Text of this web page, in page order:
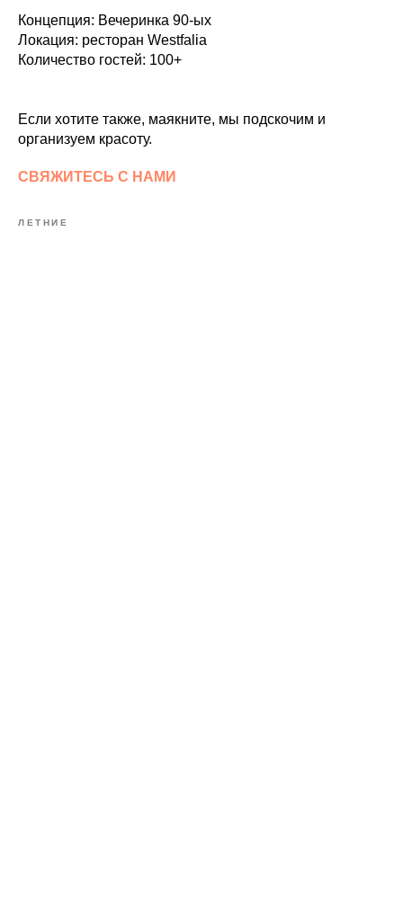
Концепция: Вечеринка 90-ых
Локация: ресторан Westfalia
Количество гостей: 100+
Если хотите также, маякните, мы подскочим и
организуем красоту.
СВЯЖИТЕСЬ С НАМИ
ЛЕТНИЕ